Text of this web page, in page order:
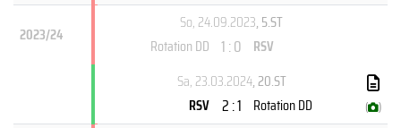
2023/24
So, 24.09.2023, 5.ST
Rotation DD 1 : 0 RSV
Sa, 23.03.2024, 20.ST
RSV 2 : 1 Rotation DD ( )